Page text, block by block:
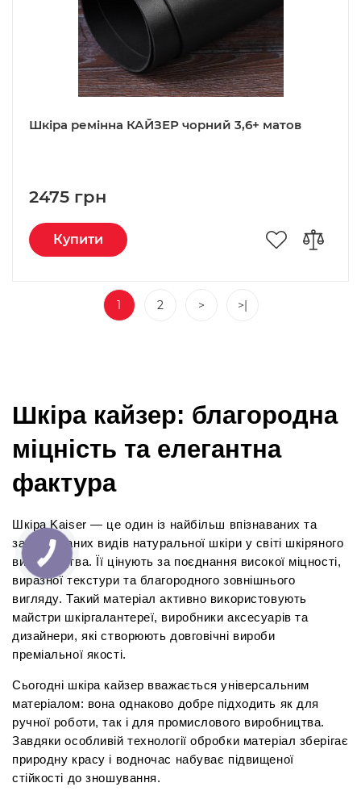
Шкіра ремінна КАЙЗЕР чорний 3,6+ матов
2475 грн
Купити
1 2 > >|
Шкіра кайзер: благородна
міцність та елегантна
фактура
Шкіра Kaiser — це один із найбільш впізнаваних та
затребуваних видів натуральної шкіри у світі шкіряного
виробництва. Її цінують за поєднання високої міцності,
виразної текстури та благородного зовнішнього
вигляду. Такий матеріал активно використовують
майстри шкіргалантереї, виробники аксесуарів та
дизайнери, які створюють довговічні вироби
преміальної якості.
Сьогодні шкіра кайзер вважається універсальним
матеріалом: вона однаково добре підходить як для
ручної роботи, так і для промислового виробництва.
Завдяки особливій технології обробки матеріал зберігає
природну красу і водночас набуває підвищеної
стійкості до зношування.